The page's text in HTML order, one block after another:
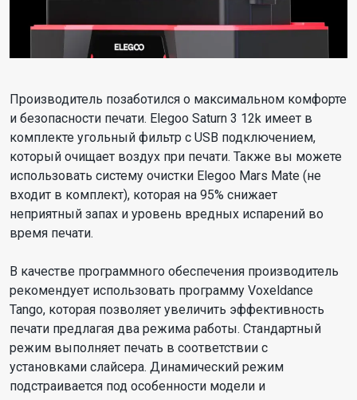
Производитель позаботился о максимальном комфорте
и безопасности печати. Elegoo Saturn 3 12k имеет в
комплекте угольный фильтр с USB подключением,
который очищает воздух при печати. Также вы можете
использовать систему очистки Elegoo Mars Mate (не
входит в комплект), которая на 95% снижает
неприятный запах и уровень вредных испарений во
время печати.
В качестве программного обеспечения производитель
рекомендует использовать программу Voxeldance
Tango, которая позволяет увеличить эффективность
печати предлагая два режима работы. Стандартный
режим выполняет печать в соответствии с
установками слайсера. Динамический режим
подстраивается под особенности модели и